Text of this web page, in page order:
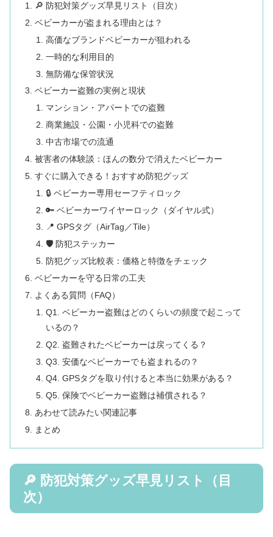
🔎 防犯対策グッズ早見リスト（目次）
ベビーカーが盗まれる理由とは？
高価なブランドベビーカーが狙われる
一時的な利用目的
無防備な保管状況
ベビーカー盗難の実例と現状
マンション・アパートでの盗難
商業施設・公園・小児科での盗難
中古市場での流通
被害者の体験談：ほんの数分で消えたベビーカー
すぐに購入できる！おすすめ防犯グッズ
🔒 ベビーカー専用セーフティロック
🔑 ベビーカーワイヤーロック（ダイヤル式）
📍 GPSタグ（AirTag／Tile）
🛡 防犯ステッカー
防犯グッズ比較表：価格と特徴をチェック
ベビーカーを守る日常の工夫
よくある質問（FAQ）
Q1. ベビーカー盗難はどのくらいの頻度で起こって
いるの？
Q2. 盗難されたベビーカーは戻ってくる？
Q3. 安価なベビーカーでも盗まれるの？
Q4. GPSタグを取り付けると本当に効果がある？
Q5. 保険でベビーカー盗難は補償される？
あわせて読みたい関連記事
まとめ
🔎 防犯対策グッズ早見リスト（目
次）